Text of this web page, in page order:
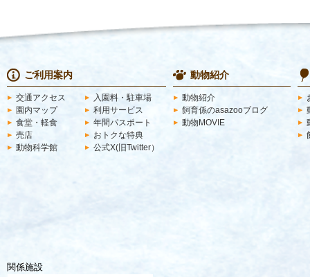
ご利用案内
交通アクセス
入園料・駐車場
園内マップ
利用サービス
食堂・軽食
年間パスポート
売店
おトクな特典
動物科学館
公式X(旧Twitter）
動物紹介
動物紹介
飼育係のasazooブログ
動物MOVIE
関係施設